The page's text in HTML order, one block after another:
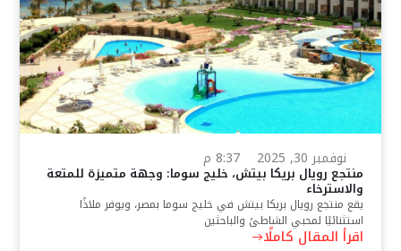
نوفمبر 30, 2025 8:37 م
منتجع رويال بريكا بيتش، خليج سوما: وجهة متميزة للمتعة
والاسترخاء
يقع منتجع رويال بريكا بيتش في خليج سوما بمصر، ويوفر ملاذًا
استثنائيًا لمحبي الشاطئ والباحثين
اقرأ المقال كاملًا